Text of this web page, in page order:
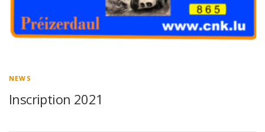
NEWS
Inscription 2021